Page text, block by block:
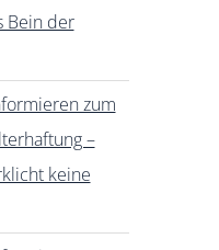
Bein der
zum
–
keine